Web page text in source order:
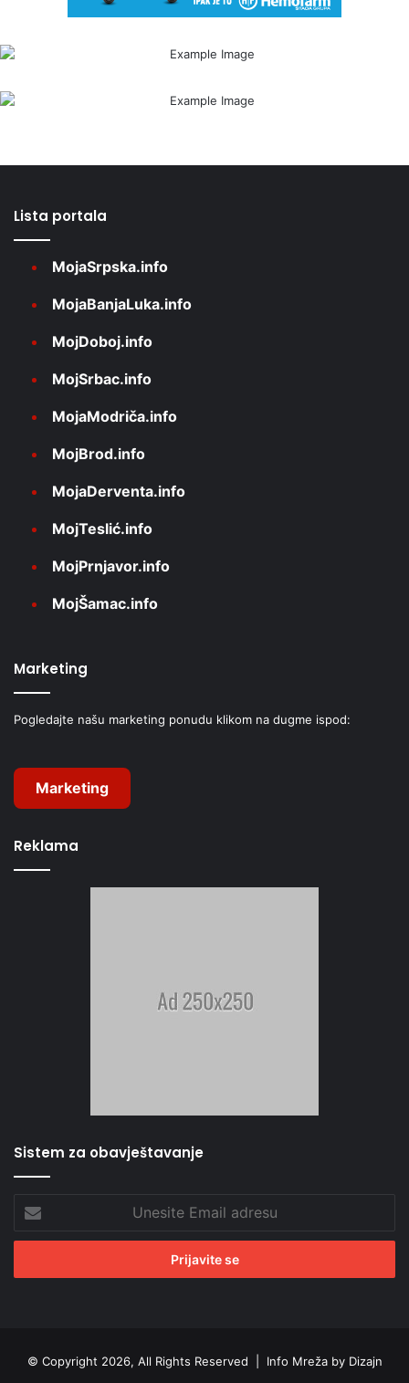
Lista portala
MojaSrpska.info
MojaBanjaLuka.info
MojDoboj.info
MojSrbac.info
MojaModriča.info
MojBrod.info
MojaDerventa.info
MojTeslić.info
MojPrnjavor.info
MojŠamac.info
Marketing
Pogledajte našu marketing ponudu klikom na dugme ispod:
Marketing
Reklama
Sistem za obavještavanje
Email
adresu
© Copyright 2026, All Rights Reserved | Info Mreža by Dizajn